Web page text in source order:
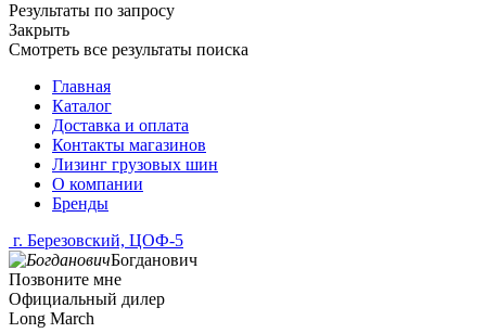
Результаты по запросу
Закрыть
Смотреть все результаты поиска
Главная
Каталог
Доставка и оплата
Контакты магазинов
Лизинг грузовых шин
О компании
Бренды
г. Березовский, ЦОФ-5
Богданович
Позвоните мне
Официальный дилер
Long March